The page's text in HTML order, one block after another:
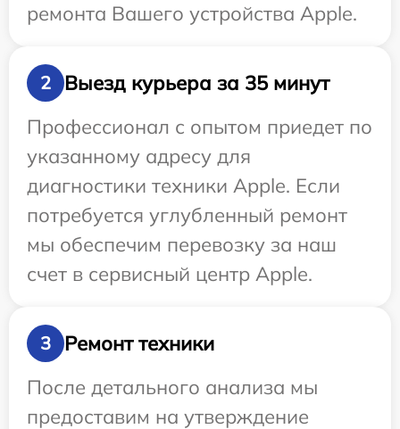
ремонта Вашего устройства Apple.
2
Выезд курьера за 35 минут
Профессионал с опытом приедет по
указанному адресу для
диагностики техники Apple. Если
потребуется углубленный ремонт
мы обеспечим перевозку за наш
счет в сервисный центр Apple.
3
Ремонт техники
После детального анализа мы
предоставим на утверждение